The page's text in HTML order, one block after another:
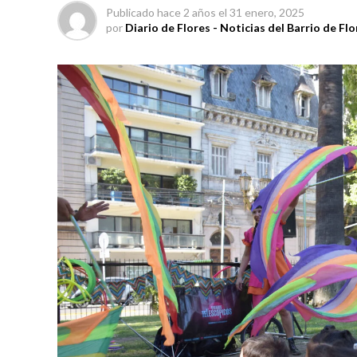
Publicado hace 2 años el 31 enero, 2025
por Diario de Flores - Noticias del Barrio de